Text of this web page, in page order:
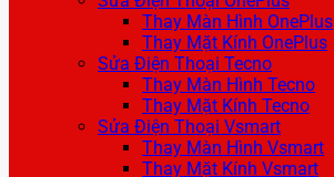
Thay Màn Hình OnePlus
Thay Mặt Kính OnePlus
Sửa Điện Thoại Tecno
Thay Màn Hình Tecno
Thay Mặt Kính Tecno
Sửa Điện Thoại Vsmart
Thay Màn Hình Vsmart
Thay Mặt Kính Vsmart